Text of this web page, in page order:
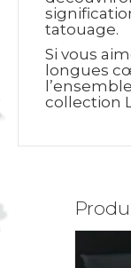
tatouage.
Si vous
longues
collection